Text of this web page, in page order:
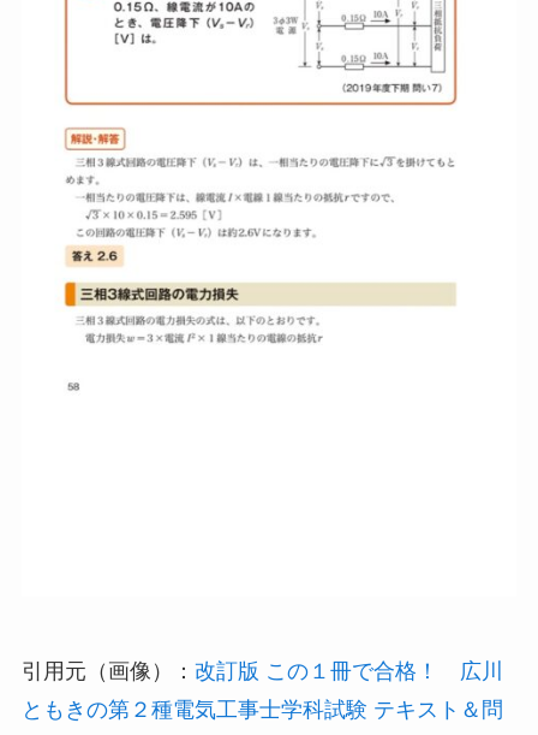
引用元（画像）： 改訂版 この１冊で合格！ 広川
ともきの第２種電気工事士学科試験 テキスト＆問